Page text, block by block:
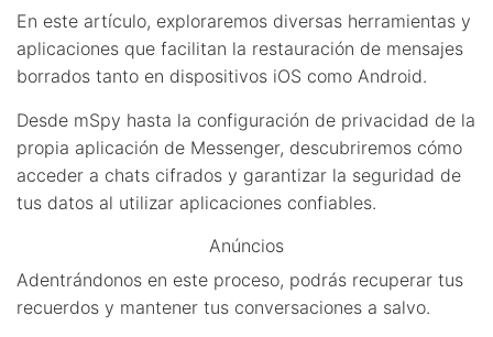
En este artículo, exploraremos diversas herramientas y
aplicaciones que facilitan la restauración de mensajes
borrados tanto en dispositivos iOS como Android.
Desde mSpy hasta la configuración de privacidad de la
propia aplicación de Messenger, descubriremos cómo
acceder a chats cifrados y garantizar la seguridad de
tus datos al utilizar aplicaciones confiables.
Anúncios
Adentrándonos en este proceso, podrás recuperar tus
recuerdos y mantener tus conversaciones a salvo.